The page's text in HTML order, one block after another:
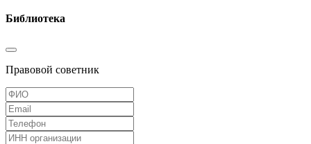
Библиотека
Правовой советник